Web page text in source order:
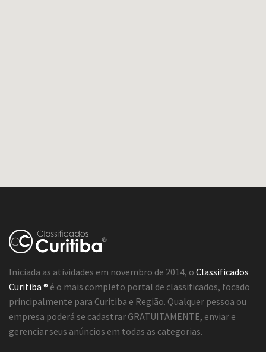
Iniciada as atividades em novembro de 2014, o Classificados
Curitiba ® é o mais completo portal de classificados, focado
principalmente para Curitiba e Região. Qualquer pessoa ou
empresa poderá se cadastrar GRATUITAMENTE, enviar e
gerenciar seus anúncios em todas as categorias.